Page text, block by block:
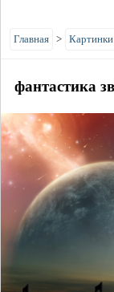
Главная > Картинки
фантастика